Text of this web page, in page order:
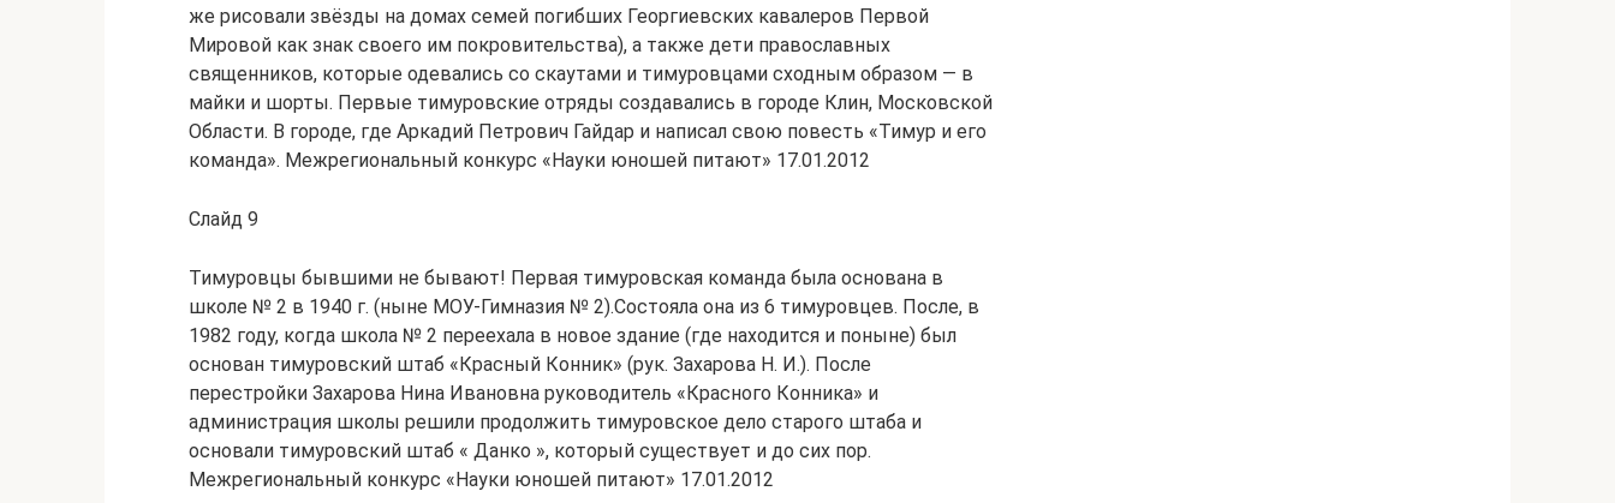
же рисовали звёзды на домах семей погибших Георгиевских кавалеров Первой
Мировой как знак своего им покровительства), а также дети православных
священников, которые одевались со скаутами и тимуровцами сходным образом — в
майки и шорты. Первые тимуровские отряды создавались в городе Клин, Московской
Области. В городе, где Аркадий Петрович Гайдар и написал свою повесть «Тимур и его
команда». Межрегиональный конкурс «Науки юношей питают» 17.01.2012
Слайд 9
Тимуровцы бывшими не бывают! Первая тимуровская команда была основана в
школе № 2 в 1940 г. (ныне МОУ-Гимназия № 2).Состояла она из 6 тимуровцев. После, в
1982 году, когда школа № 2 переехала в новое здание (где находится и поныне) был
основан тимуровский штаб «Красный Конник» (рук. Захарова Н. И.). После
перестройки Захарова Нина Ивановна руководитель «Красного Конника» и
администрация школы решили продолжить тимуровское дело старого штаба и
основали тимуровский штаб « Данко », который существует и до сих пор.
Межрегиональный конкурс «Науки юношей питают» 17.01.2012